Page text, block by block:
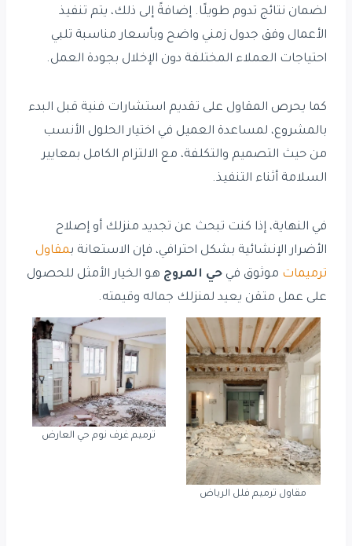
لضمان نتائج تدوم طويلًا. إضافةً إلى ذلك، يتم تنفيذ
الأعمال وفق جدول زمني واضح وبأسعار مناسبة تلبي
احتياجات العملاء المختلفة دون الإخلال بجودة العمل.
كما يحرص المقاول على تقديم استشارات فنية قبل البدء
بالمشروع، لمساعدة العميل في اختيار الحلول الأنسب
من حيث التصميم والتكلفة، مع الالتزام الكامل بمعايير
السلامة أثناء التنفيذ.
في النهاية، إذا كنت تبحث عن تجديد منزلك أو إصلاح
الأضرار الإنشائية بشكل احترافي، فإن الاستعانة بمقاول
ترميمات موثوق في حي المروج هو الخيار الأمثل للحصول
على عمل متقن يعيد لمنزلك جماله وقيمته.
مقاول ترميم فلل الرياض
ترميم غرف نوم حي العارض